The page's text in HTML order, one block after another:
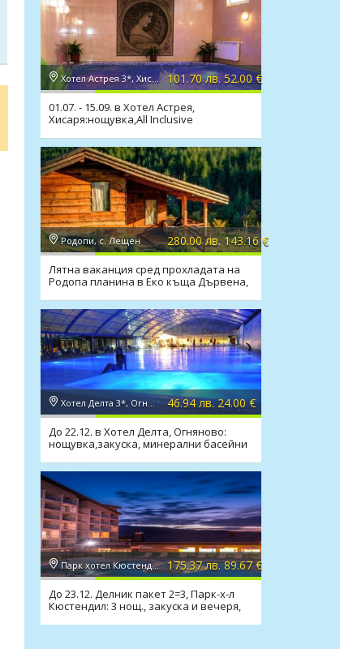
Хотел Астрея 3*, Хисаря 101.70 лв. 52.00 €
01.07. - 15.09. в Хотел Астрея,
Хисаря:нощувка,All Inclusive
Light,релакс зона,мин. басейн
Родопи, с. Лещен 280.00 лв. 143.16 €
Лятна ваканция сред прохладата на
Родопа планина в Еко къща Дървена,
Хотел Делта 3*, Огняново 46.94 лв. 24.00 €
До 22.12. в Хотел Делта, Огняново:
нощувка,закуска, минерални басейни
Парк хотел Кюстендил 4*, Кюстендил 175.37 лв. 89.67 €
До 23.12. Делник пакет 2=3, Парк-х-л
Кюстендил: 3 нощ., закуска и вечеря,
минерален басейн